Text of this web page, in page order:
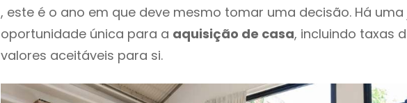
, este é o ano em que deve mesmo tomar uma decisão. Há
oportunidade única para a aquisição de casa, incluindo taxas
valores aceitáveis para si.